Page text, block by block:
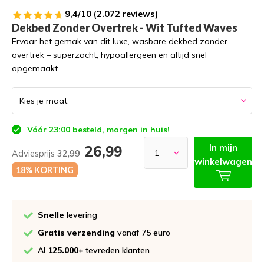
9,4/10 (2.072 reviews)
Dekbed Zonder Overtrek - Wit Tufted Waves
Ervaar het gemak van dit luxe, wasbare dekbed zonder
overtrek – superzacht, hypoallergeen en altijd snel
opgemaakt.
Vóór 23:00 besteld, morgen in huis!
Adviesprijs 32,99 26,99
18% KORTING
In mijn
winkelwagen
Snelle levering
Gratis verzending vanaf 75 euro
Al 125.000+ tevreden klanten